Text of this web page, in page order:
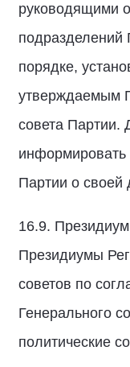
руководящими
подразделений
порядке,
утверждаемым
совета Партии.
информировать
Партии о своей
16.9.
Президиумы
советов по
Генерального
политические